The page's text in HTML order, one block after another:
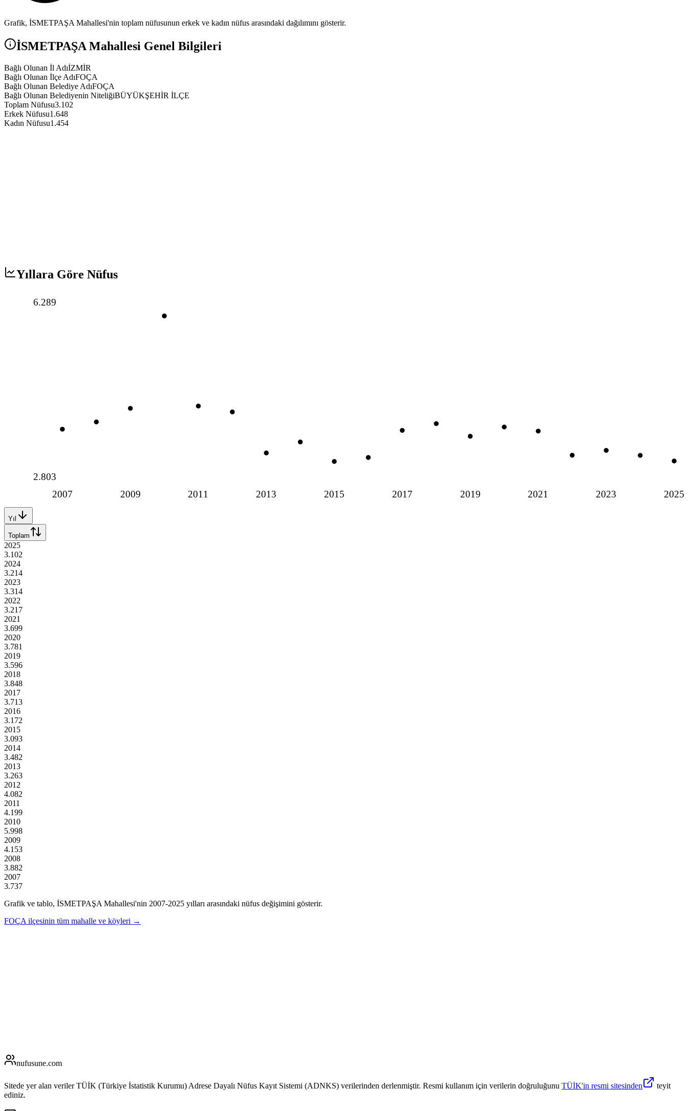
Grafik, İSMETPAŞA Mahallesi'nin toplam nüfusunun erkek ve kadın nüfus arasındaki dağılımını gösterir.
İSMETPAŞA Mahallesi Genel Bilgileri
Bağlı Olunan İl AdıİZMİR
Bağlı Olunan İlçe AdıFOÇA
Bağlı Olunan Belediye AdıFOÇA
Bağlı Olunan Belediyenin NiteliğiBÜYÜKŞEHİR İLÇE
Toplam Nüfusu3.102
Erkek Nüfusu1.648
Kadın Nüfusu1.454
Yıllara Göre Nüfus
2007 2009 2011 2013 2015 2017 2019 2021 2023 2025
6.289
2.803
Yıl
Toplam
2025
3.102
2024
3.214
2023
3.314
2022
3.217
2021
3.699
2020
3.781
2019
3.596
2018
3.848
2017
3.713
2016
3.172
2015
3.093
2014
3.482
2013
3.263
2012
4.082
2011
4.199
2010
5.998
2009
4.153
2008
3.882
2007
3.737
Grafik ve tablo, İSMETPAŞA Mahallesi'nin 2007-2025 yılları arasındaki nüfus değişimini gösterir.
FOÇA ilçesinin tüm mahalle ve köyleri →
nufusune.com
Sitede yer alan veriler TÜİK (Türkiye İstatistik Kurumu) Adrese Dayalı Nüfus Kayıt Sistemi (ADNKS) verilerinden derlenmiştir. Resmi kullanım için verilerin doğruluğunu TÜİK'in resmi sitesinden
teyit
ediniz.